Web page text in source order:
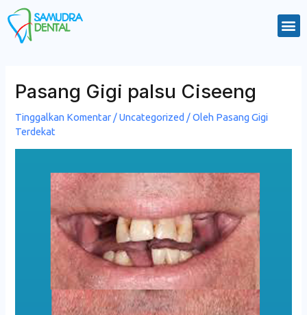
Lewati
ke
konten
Pasang Gigi palsu Ciseeng
Tinggalkan Komentar /Uncategorized / Oleh Pasang Gigi
Terdekat